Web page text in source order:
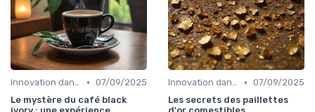
Innovation dans la food • 07/09/2025
Le mystère du café black
Innovation dans la food • 07/09/2025
Les secrets des paillettes